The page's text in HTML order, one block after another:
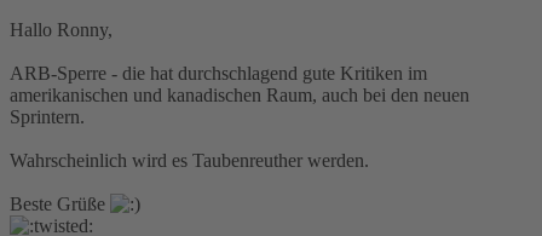
Hallo Ronny,
ARB-Sperre - die hat durchschlagend gute Kritiken im
amerikanischen und kanadischen Raum, auch bei den neuen
Sprintern.
Wahrscheinlich wird es Taubenreuther werden.
Beste Grüße